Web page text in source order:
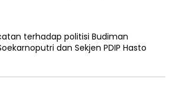
terhadap politisi Budiman
dan Sekjen PDIP Hasto